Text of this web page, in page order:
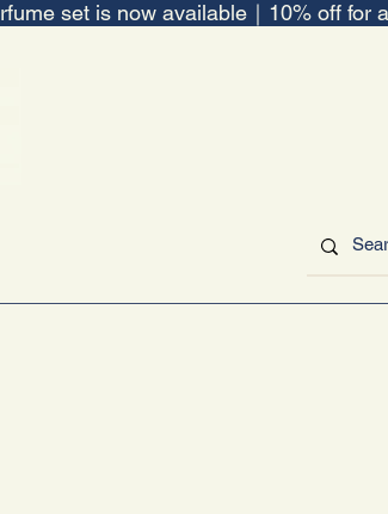
set is now available｜